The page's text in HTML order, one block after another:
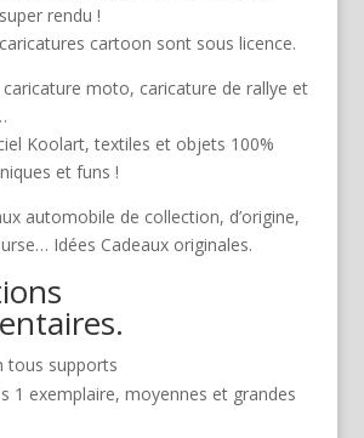
rendu !
cartoon sont sous licence.
moto, caricature de rallye et
Koolart, textiles et objets 100%
et funs !
automobile de collection, d’origine,
Idées Cadeaux originales.
tous supports
1 exemplaire, moyennes et grandes